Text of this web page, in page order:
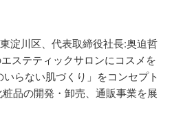
淀川区、代表取締役社長:奥迫哲
ステティックサロンにコスメを
らない肌づくり」をコンセプト
品の開発・卸売、通販事業を展